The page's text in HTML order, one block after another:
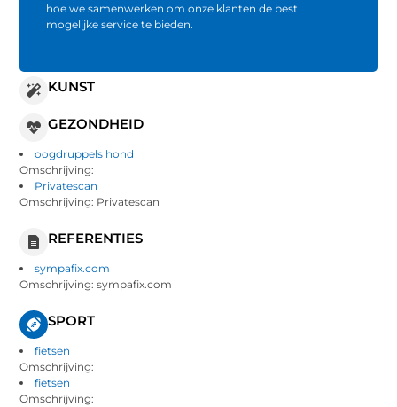
hoe we samenwerken om onze klanten de best
mogelijke service te bieden.
KUNST
GEZONDHEID
oogdruppels hond
Omschrijving:
Privatescan
Omschrijving: Privatescan
REFERENTIES
sympafix.com
Omschrijving: sympafix.com
SPORT
fietsen
Omschrijving:
fietsen
Omschrijving: